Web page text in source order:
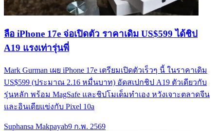
ลือ iPhone 17e จ่อเปิดตัว ราคาเดิม US$599 ได้ชิป
A19 แรงเท่ารุ่นพี่
Mark Gurman เผย iPhone 17e เตรียมเปิดตัวเร็วๆ นี้ ในราคาเดิม
US$599 (ประมาณ 2.16 หมื่นบาท) อัดสเปกชิป A19 ตัวเดียวกับ
รุ่นหลัก พร้อม MagSafe และชิปโมเด็มทำเอง หวังเจาะตลาดจีน
และอินเดียแข่งกับ Pixel 10a
Suphansa Makpayab9 ก.พ. 2569